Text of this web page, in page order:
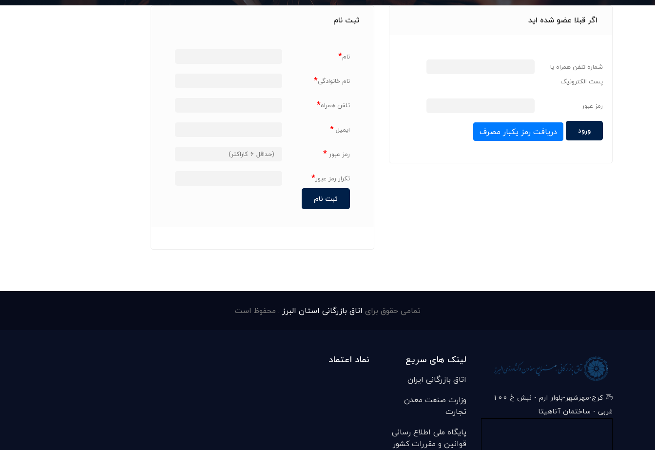
اگر قبلا عضو شده اید
شماره تلفن همراه یا
پست الکترونیک
رمز عبور
دریافت رمز یکبار مصرف
ثبت نام
نام*
نام خانوادگی*
تلفن همراه*
ایمیل*
رمز عبور*
تکرار رمز عبور*
تمامی حقوق برای اتاق بازرگانی استان البرز . محفوظ است
کرج-مهرشهر-بلوار ارم - نبش خ 100
غربی - ساختمان آناهیتا
لینک های سریع
اتاق بازرگانی ایران
وزارت صنعت معدن
تجارت
پایگاه ملی اطلاع رسانی
قوانین و مقررات کشور
نماد اعتماد